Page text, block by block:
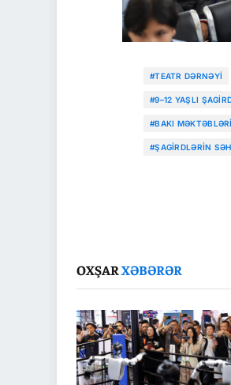
#TEATR DƏRNƏYI
#9–12 YAŞLI
#BAKI
#ŞAGIRDLƏRIN
OXŞARXƏBƏRƏR